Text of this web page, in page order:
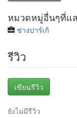
หมวดหมู่อื่นๆที่แ
ช่างปาร์เก้
รีวิว
เขียนรีวิว
ยังไม่มีรีวิว